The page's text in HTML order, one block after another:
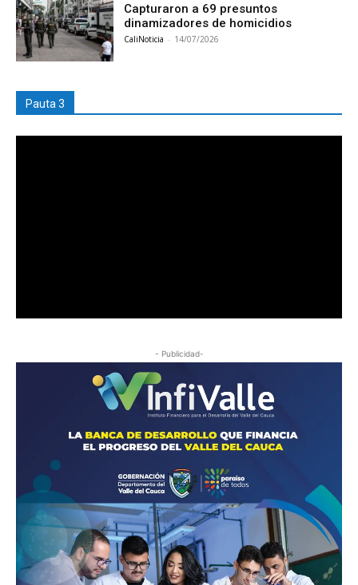
Capturaron a 69 presuntos
dinamizadores de homicidios
CaliNoticia - 14/07/2026
Pauta 3
- Publicidad-